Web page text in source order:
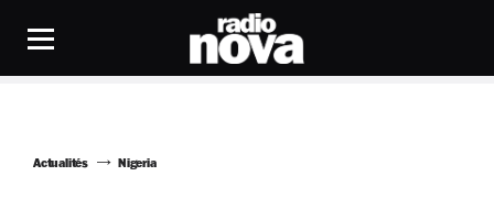
Actualités Nigeria